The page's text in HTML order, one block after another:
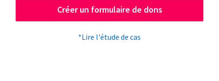
Créer un formulaire de dons
*Lire l'étude de cas